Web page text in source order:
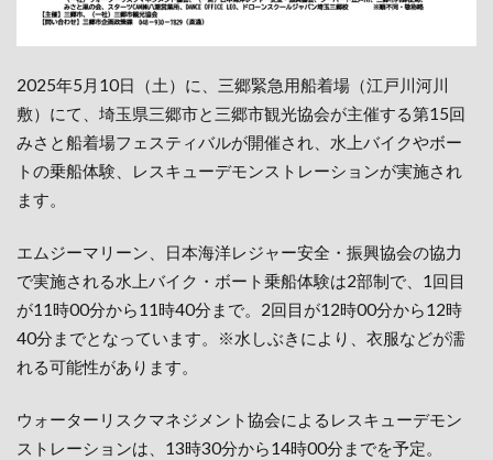
2025年5月10日（土）に、三郷緊急用船着場（江戸川河川
敷）にて、埼玉県三郷市と三郷市観光協会が主催する第15回
みさと船着場フェスティバルが開催され、水上バイクやボー
トの乗船体験、レスキューデモンストレーションが実施され
ます。
エムジーマリーン、日本海洋レジャー安全・振興協会の協力
で実施される水上バイク・ボート乗船体験は2部制で、1回目
が11時00分から11時40分まで。2回目が12時00分から12時
40分までとなっています。※水しぶきにより、衣服などが濡
れる可能性があります。
ウォーターリスクマネジメント協会によるレスキューデモン
ストレーションは、13時30分から14時00分までを予定。